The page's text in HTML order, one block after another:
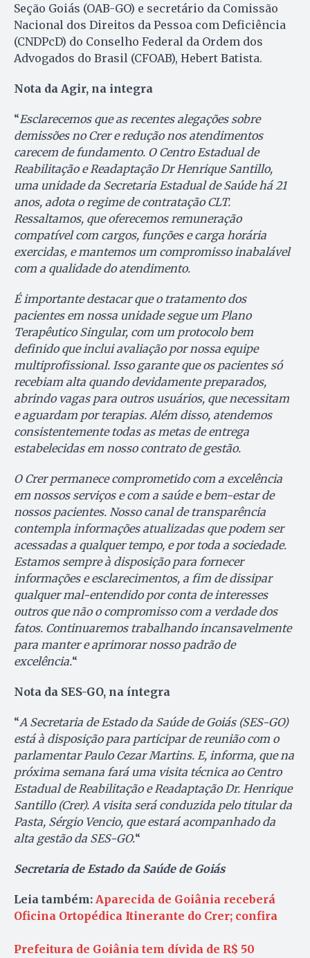
Seção Goiás (OAB-GO) e secretário da Comissão
Nacional dos Direitos da Pessoa com Deficiência
(CNDPcD) do Conselho Federal da Ordem dos
Advogados do Brasil (CFOAB), Hebert Batista.
Nota da Agir, na integra
“Esclarecemos que as recentes alegações sobre
demissões no Crer e redução nos atendimentos
carecem de fundamento. O Centro Estadual de
Reabilitação e Readaptação Dr Henrique Santillo,
uma unidade da Secretaria Estadual de Saúde há 21
anos, adota o regime de contratação CLT.
Ressaltamos, que oferecemos remuneração
compatível com cargos, funções e carga horária
exercidas, e mantemos um compromisso inabalável
com a qualidade do atendimento.
É importante destacar que o tratamento dos
pacientes em nossa unidade segue um Plano
Terapêutico Singular, com um protocolo bem
definido que inclui avaliação por nossa equipe
multiprofissional. Isso garante que os pacientes só
recebiam alta quando devidamente preparados,
abrindo vagas para outros usuários, que necessitam
e aguardam por terapias. Além disso, atendemos
consistentemente todas as metas de entrega
estabelecidas em nosso contrato de gestão.
O Crer permanece comprometido com a excelência
em nossos serviços e com a saúde e bem-estar de
nossos pacientes. Nosso canal de transparência
contempla informações atualizadas que podem ser
acessadas a qualquer tempo, e por toda a sociedade.
Estamos sempre à disposição para fornecer
informações e esclarecimentos, a fim de dissipar
qualquer mal-entendido por conta de interesses
outros que não o compromisso com a verdade dos
fatos. Continuaremos trabalhando incansavelmente
para manter e aprimorar nosso padrão de
excelência.“
Nota da SES-GO, na íntegra
“A Secretaria de Estado da Saúde de Goiás (SES-GO)
está à disposição para participar de reunião com o
parlamentar Paulo Cezar Martins. E, informa, que na
próxima semana fará uma visita técnica ao Centro
Estadual de Reabilitação e Readaptação Dr. Henrique
Santillo (Crer). A visita será conduzida pelo titular da
Pasta, Sérgio Vencio, que estará acompanhado da
alta gestão da SES-GO.“
Secretaria de Estado da Saúde de Goiás
Leia também: Aparecida de Goiânia receberá
Oficina Ortopédica Itinerante do Crer; confira
Prefeitura de Goiânia tem dívida de R$ 50